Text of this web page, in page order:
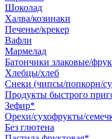
Шоколад
Халва/козинаки
Печенье/крекер
Вафли
Мармелад
Батончики злаковые/
Хлебцы/хлеб
Снеки (чипсы/попкорн/
Продукты быстрого
Зефир*
Орехи/сухофрукты/
Без глютена